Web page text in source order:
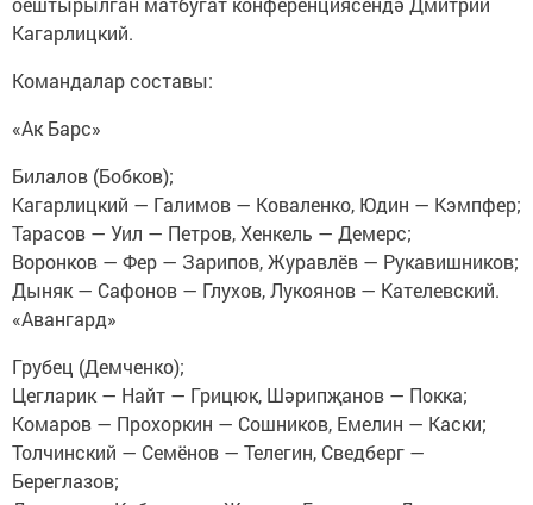
Кагарлицкий.
Командалар составы:
«Ак Барс»
Билалов (Бобков);
Кагарлицкий — Галимов — Коваленко, Юдин — Кэмпфер;
Тарасов — Уил — Петров, Хенкель — Демерс;
Воронков — Фер — Зарипов, Журавлёв — Рукавишников;
Дыняк — Сафонов — Глухов, Лукоянов — Кателевский.
«Авангард»
Грубец (Демченко);
Цегларик — Найт — Грицюк, Шәрипҗанов — Покка;
Комаров — Прохоркин — Сошников, Емелин — Каски;
Толчинский — Семёнов — Телегин, Сведберг —
Береглазов;